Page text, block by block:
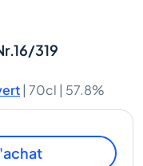
319
| 70cl | 57.8%